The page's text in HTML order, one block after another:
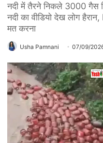
नदी में तैरने निकले 3000 गैस
नदी का वीडियो देख लोग
मत करना
Usha Pamnani 07/09/